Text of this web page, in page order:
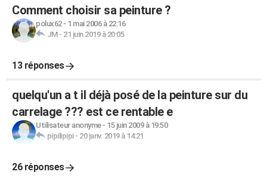
Comment choisir sa peinture ?
polux62- 1 mai 2006 à 22:16
JM- 21 juin 2019 à 20:05
13 réponses
quelqu'un a t il déjà posé de la peinture sur du
carrelage ??? est ce rentable e
Utilisateur anonyme- 15 juin 2009 à 19:50
pipilipipi- 20 janv. 2019 à 14:21
26 réponses